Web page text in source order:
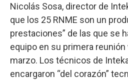
Nicolás Sosa, director de
que los 25 RNME son un
prestaciones” de las que se
equipo en su primera reunión
marzo. Los técnicos de
encargaron “del corazón”